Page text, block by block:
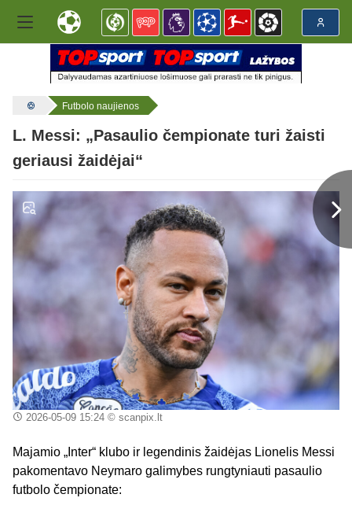
Futbolo naujienos
L. Messi: „Pasaulio čempionate turi žaisti
geriausi žaidėjai“
2026-05-09 15:24© scanpix.lt
Majamio „Inter“ klubo ir legendinis žaidėjas Lionelis Messi
pakomentavo Neymaro galimybes rungtyniauti pasaulio
futbolo čempionate: